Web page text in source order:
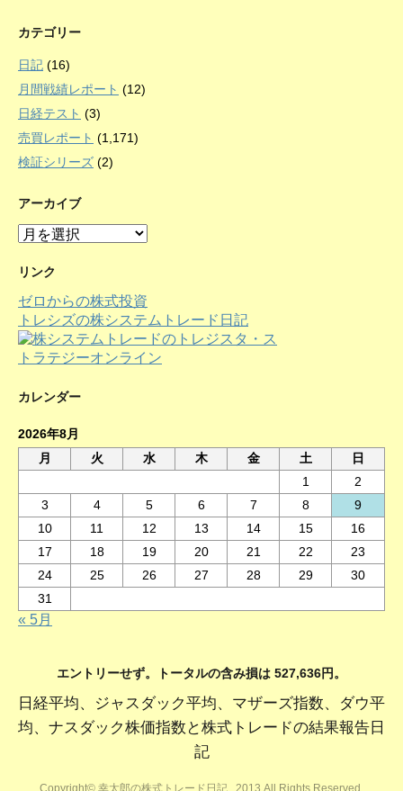
カテゴリー
日記 (16)
月間戦績レポート (12)
日経テスト (3)
売買レポート (1,171)
検証シリーズ (2)
アーカイブ
ア
カ
ブ
リンク
ゼロからの株式投資
トレシズの株システムトレード日記
カレンダー
2026年8月
月
火 水 木 金 土
日
1
2
3
4 5 6 7 8
9
10
11 12 13 14 15
16
17
18 19 20 21 22
23
24
25 26 27 28 29
30
31
« 5月
エントリーせず。トータルの含み損は 527,636円。
日経平均、ジャスダック平均、マザーズ指数、ダウ平
均、ナスダック株価指数と株式トレードの結果報告日
記